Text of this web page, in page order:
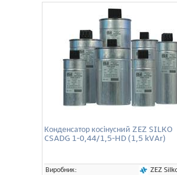
Конденсатор косінусний ZEZ SILKO
CSADG 1-0,44/1,5-HD (1,5 kVAr)
Виробник:
ZEZ